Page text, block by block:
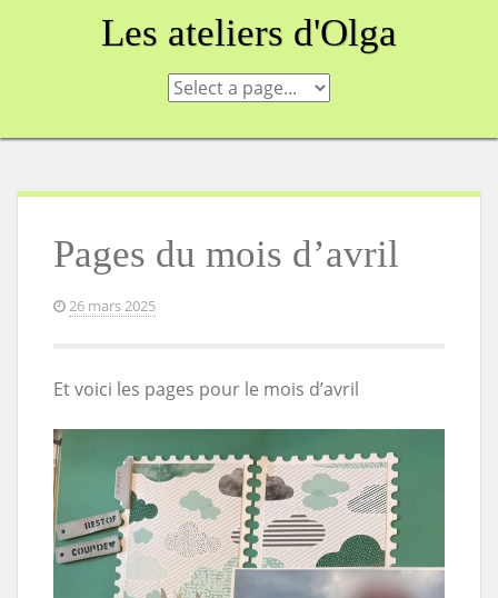
Les ateliers d'Olga
Pages du mois d’avril
26 mars 2025
Et voici les pages pour le mois d’avril